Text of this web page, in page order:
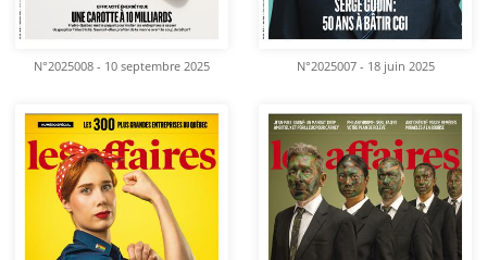
N°2025008 - 10 septembre 2025 N°2025007 - 18 juin 2025